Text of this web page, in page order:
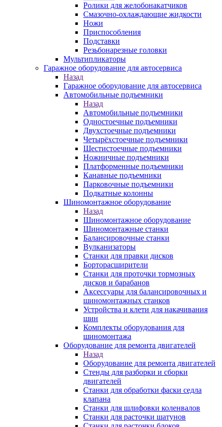
Ролики для желобонакатчиков
Смазочно-охлаждающие жидкости
Ножи
Приспособления
Подставки
Резьбонарезные головки
Мультипликаторы
Гаражное оборудование для автосервиса
Назад
Гаражное оборудование для автосервиса
Автомобильные подъемники
Назад
Автомобильные подъемники
Одностоечные подъемники
Двухстоечные подъемники
Четырёхстоечные подъемники
Шестистоечные подъемники
Ножничные подъемники
Платформенные подъемники
Канавные подъемники
Парковочные подъемники
Подкатные колонны
Шиномонтажное оборудование
Назад
Шиномонтажное оборудование
Шиномонтажные станки
Балансировочные станки
Вулканизаторы
Станки для правки дисков
Борторасширители
Станки для проточки тормозных
дисков и барабанов
Аксессуары для балансировочных и
шиномонтажных станков
Устройства и клети для накачивания
шин
Комплекты оборудования для
шиномонтажа
Оборудование для ремонта двигателей
Назад
Оборудование для ремонта двигателей
Стенды для разборки и сборки
двигателей
Станки для обработки фаски седла
клапана
Станки для шлифовки коленвалов
Станки для расточки шатунов